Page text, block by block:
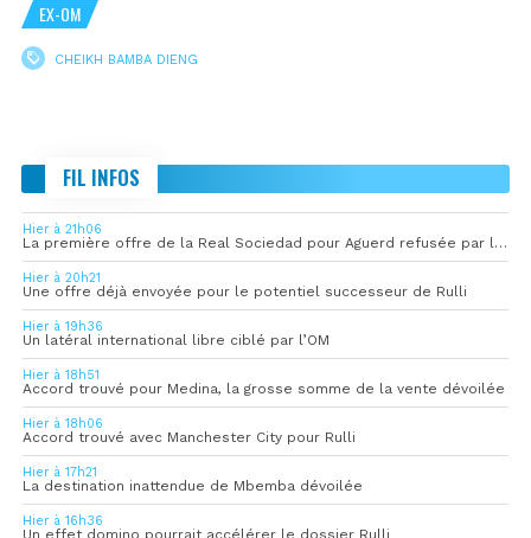
EX-OM
CHEIKH BAMBA DIENG
FIL INFOS
Hier à 21h06
La première offre de la Real Sociedad pour Aguerd refusée par l’OM
Hier à 20h21
Une offre déjà envoyée pour le potentiel successeur de Rulli
Hier à 19h36
Un latéral international libre ciblé par l’OM
Hier à 18h51
Accord trouvé pour Medina, la grosse somme de la vente dévoilée
Hier à 18h06
Accord trouvé avec Manchester City pour Rulli
Hier à 17h21
La destination inattendue de Mbemba dévoilée
Hier à 16h36
Un effet domino pourrait accélérer le dossier Rulli